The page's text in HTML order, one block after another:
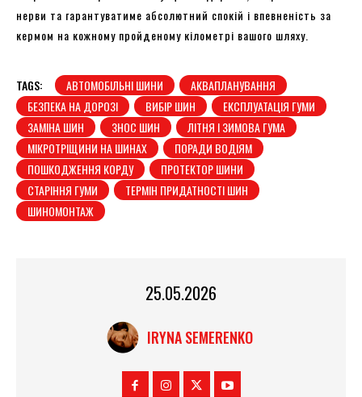
нерви та гарантуватиме абсолютний спокій і впевненість за
кермом на кожному пройденому кілометрі вашого шляху.
TAGS: АВТОМОБІЛЬНІ ШИНИ
АКВАПЛАНУВАННЯ
БЕЗПЕКА НА ДОРОЗІ
ВИБІР ШИН
ЕКСПЛУАТАЦІЯ ГУМИ
ЗАМІНА ШИН
ЗНОС ШИН
ЛІТНЯ І ЗИМОВА ГУМА
МІКРОТРІЩИНИ НА ШИНАХ
ПОРАДИ ВОДІЯМ
ПОШКОДЖЕННЯ КОРДУ
ПРОТЕКТОР ШИНИ
СТАРІННЯ ГУМИ
ТЕРМІН ПРИДАТНОСТІ ШИН
ШИНОМОНТАЖ
25.05.2026
IRYNA SEMERENKO